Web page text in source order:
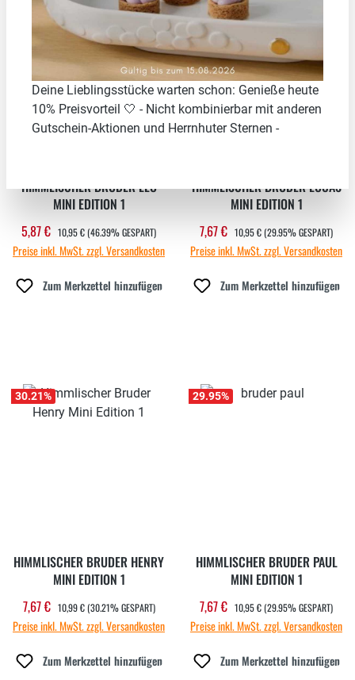
%
HIMMLISCHER BRUDER LEO
MINI EDITION 1
Verkaufspreis:
5,87 € REGULÄRER PREIS:
10,95 € (46.39% GESPART)
Preise inkl. MwSt. zzgl. Versandkosten
Zum Merkzettel hinzufügen
29.95%
HIMMLISCHER BRUDER LUCAS
MINI EDITION 1
Verkaufspreis:
7,67 € REGULÄRER PREIS:
10,95 € (29.95% GESPART)
Preise inkl. MwSt. zzgl. Versandkosten
Zum Merkzettel hinzufügen
30.21%
HIMMLISCHER BRUDER HENRY
MINI EDITION 1
Verkaufspreis:
7,67 € REGULÄRER PREIS:
10,99 € (30.21% GESPART)
Preise inkl. MwSt. zzgl. Versandkosten
Zum Merkzettel hinzufügen
29.95%
HIMMLISCHER BRUDER PAUL
MINI EDITION 1
Verkaufspreis:
7,67 € REGULÄRER PREIS:
10,95 €(29.95% GESPART)
Preise inkl. MwSt. zzgl. Versandkosten
Zum Merkzettel hinzufügen
Deine Lieblingsstücke warten schon: Genieße heute
10% Preisvorteil 🤍 - Nicht kombinierbar mit anderen
Gutschein-Aktionen und Herrnhuter Sternen -